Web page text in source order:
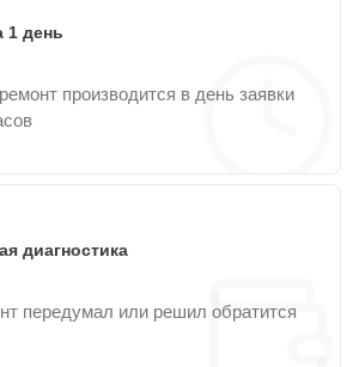
1 день
производится в день заявки
диагностика
передумал или решил обратится